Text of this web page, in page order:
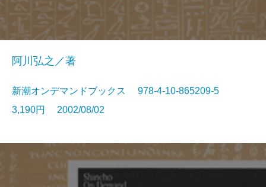
阿川弘之／著
新潮オンデマンドブックス 978-4-10-865209-5
3,190円 2002/08/02